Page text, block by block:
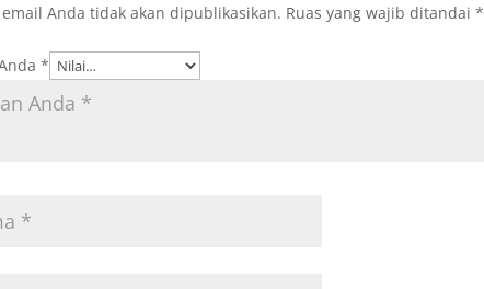
Anda tidak akan dipublikasikan. Ruas yang wajib ditandai*
*